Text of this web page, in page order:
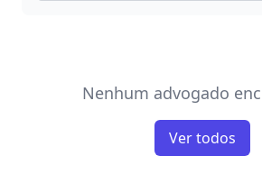
Nenhum advogado
Ver todos